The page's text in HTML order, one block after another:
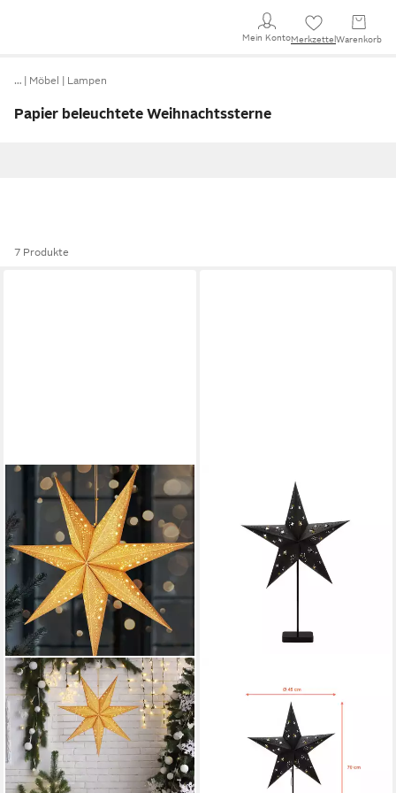
Mein KontoMerkzettel Warenkorb
… Möbel Lampen
Papier beleuchtete Weihnachtssterne
7 Produkte